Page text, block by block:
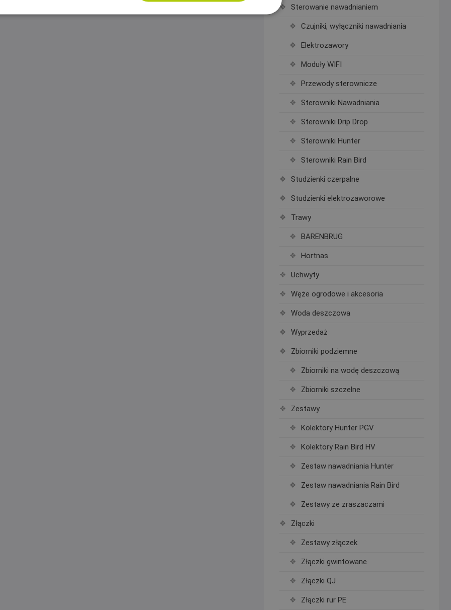
Sterowanie nawadnianiem
Czujniki, wyłączniki nawadniania
Elektrozawory
Moduły WIFI
Przewody sterownicze
Sterowniki Nawadniania
Sterowniki Drip Drop
Sterowniki Hunter
Sterowniki Rain Bird
Studzienki czerpalne
Studzienki elektrozaworowe
Trawy
BARENBRUG
Hortnas
Uchwyty
Węże ogrodowe i akcesoria
Woda deszczowa
Wyprzedaż
Zbiorniki podziemne
Zbiorniki na wodę deszczową
Zbiorniki szczelne
Zestawy
Kolektory Hunter PGV
Kolektory Rain Bird HV
Zestaw nawadniania Hunter
Zestaw nawadniania Rain Bird
Zestawy ze zraszaczami
Złączki
Zestawy złączek
Złączki gwintowane
Złączki QJ
Złączki rur PE